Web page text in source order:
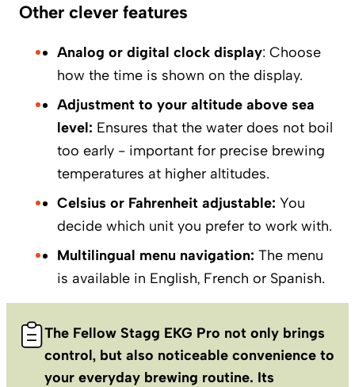
Other clever features
Analog or digital clock display: Choose
how the time is shown on the display.
Adjustment to your altitude above sea
level: Ensures that the water does not boil
too early - important for precise brewing
temperatures at higher altitudes.
Celsius or Fahrenheit adjustable: You
decide which unit you prefer to work with.
Multilingual menu navigation: The menu
is available in English, French or Spanish.
The Fellow Stagg EKG Pro not only brings
control, but also noticeable convenience to
your everyday brewing routine. Its